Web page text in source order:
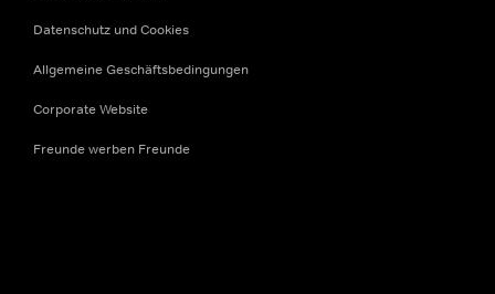
Datenschutz und Cookies
Allgemeine Geschäftsbedingungen
Corporate Website
Freunde werben Freunde